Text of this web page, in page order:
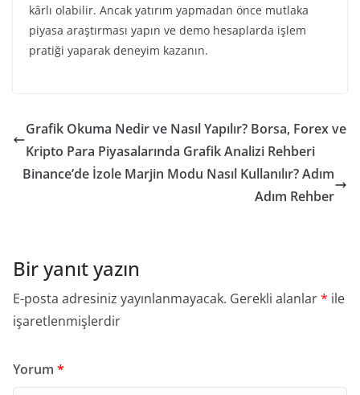
kârlı olabilir. Ancak yatırım yapmadan önce mutlaka
piyasa araştırması yapın ve demo hesaplarda işlem
pratiği yaparak deneyim kazanın.
Grafik Okuma Nedir ve Nasıl Yapılır? Borsa, Forex ve
Kripto Para Piyasalarında Grafik Analizi Rehberi
Binance’de İzole Marjin Modu Nasıl Kullanılır? Adım
Adım Rehber
Bir yanıt yazın
E-posta adresiniz yayınlanmayacak. Gerekli alanlar* ile
işaretlenmişlerdir
Yorum *